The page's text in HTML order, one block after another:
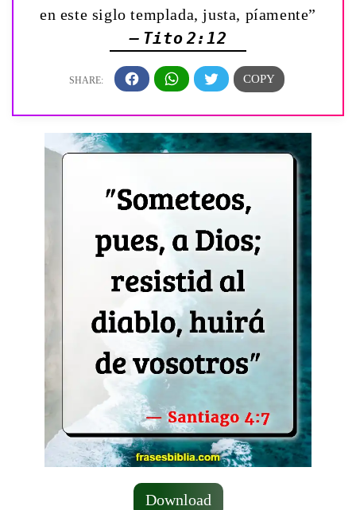
en este siglo templada, justa, píamente”
— Tito 2:12
Download